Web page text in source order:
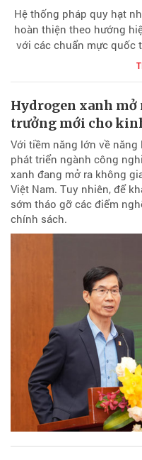
Hệ thống pháp quy hạt
hoàn thiện theo hướng
với các chuẩn mực quốc
triển khai chương trình
Hydrogen xanh
trưởng mới cho
Với tiềm năng lớn về
phát triển ngành công
xanh đang mở ra không
Việt Nam. Tuy nhiên, để
sớm tháo gỡ các điểm
chính sách.